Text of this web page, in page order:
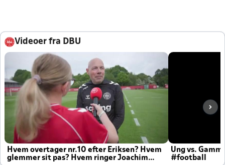
Videoer fra DBU
Hvem overtager nr.10 efter Eriksen? Hvem
glemmer sit pas? Hvem ringer Joachim
Ung vs.
#football